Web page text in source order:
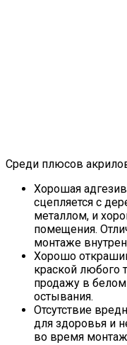
Среди плюсов
Хорошая
сцепляется с
металлом, и
помещения.
монтаже
Хорошо
краской любого
продажу в белом
остывания.
Отсутствие
для здоровья и
во время